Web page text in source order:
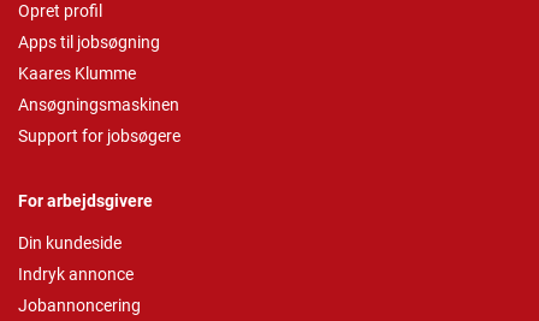
Opret profil
Apps til jobsøgning
Kaares Klumme
Ansøgningsmaskinen
Support for jobsøgere
For arbejdsgivere
Din kundeside
Indryk annonce
Jobannoncering